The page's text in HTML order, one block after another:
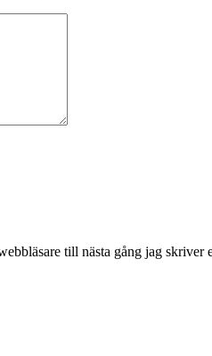
till nästa gång jag skriver